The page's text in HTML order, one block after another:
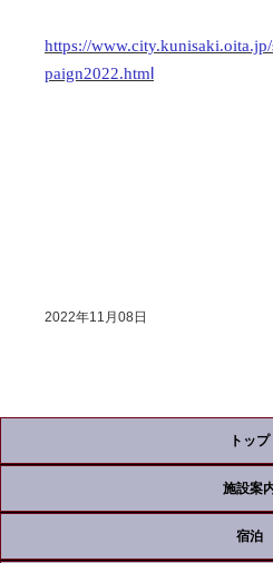
https://
paign2022.html
2022年11月08日
トップ
施設案
宿泊